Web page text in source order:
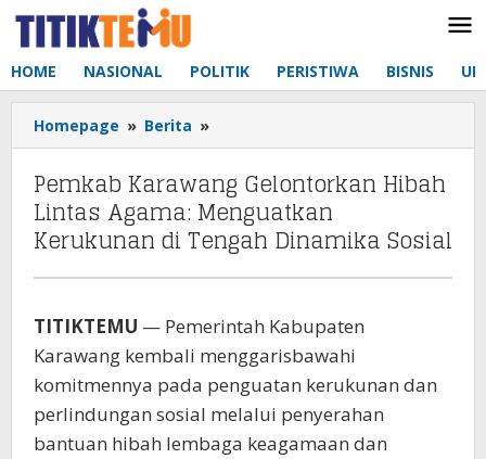
Lewati
HOME NASIONAL POLITIK PERISTIWA BISNIS
Homepage » Berita »
Karawang
Gelontorkan
Hibah
Lintas
Agama:
Kerukunan
Tengah
Dinamika
Pemkab Karawang Gelontorkan Hibah
Lintas Agama: Menguatkan
Kerukunan di Tengah Dinamika Sosial
TITIKTEMU — Pemerintah Kabupaten
Karawang kembali menggarisbawahi
komitmennya pada penguatan kerukunan dan
perlindungan sosial melalui penyerahan
bantuan hibah lembaga keagamaan dan